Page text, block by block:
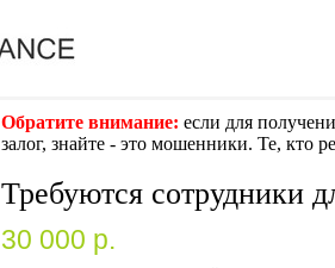
Обратите внимание: если для
залог, знайте - это мошенники. Те, кто
Требуются сотрудники
30 000 p.